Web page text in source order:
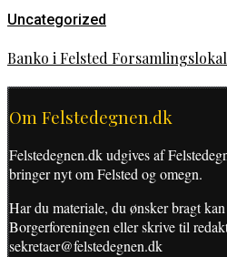
Uncategorized
Banko i Felsted
Om Felstedegnen.dk
Felstedegnen.dk udgives af
bringer nyt om Felsted og omegn.
Har du materiale, du ønsker bragt
Borgerforeningen eller skrive til
sekretaer@felstedegnen.dk